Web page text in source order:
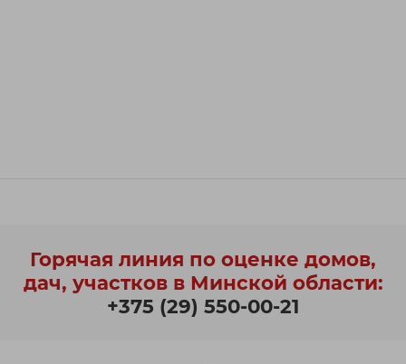
Горячая линия по оценке домов,
дач, участков в Минской области:
+375 (29) 550-00-21